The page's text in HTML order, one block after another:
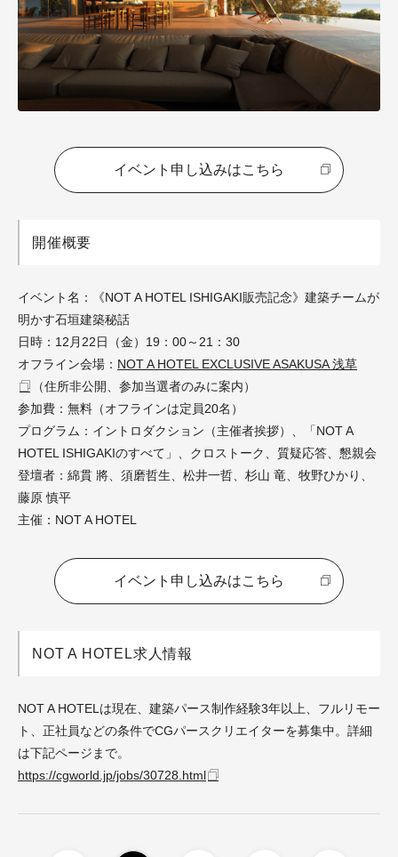
イベント申し込みはこちら
開催概要
イベント名：《NOT A HOTEL ISHIGAKI販売記念》建築チームが
明かす石垣建築秘話
日時：12月22日（金）19：00～21：30
オフライン会場： NOT A HOTEL EXCLUSIVE ASAKUSA 浅草
（住所非公開、参加当選者のみに案内）
参加費：無料（オフラインは定員20名）
プログラム：イントロダクション（主催者挨拶）、「NOT A
HOTEL ISHIGAKIのすべて」、クロストーク、質疑応答、懇親会
登壇者：綿貫 將、須磨哲生、松井一哲、杉山 竜、牧野ひかり、
藤原 慎平
主催：NOT A HOTEL
イベント申し込みはこちら
NOT A HOTEL求人情報
NOT A HOTELは現在、建築パース制作経験3年以上、フルリモー
ト、正社員などの条件でCGパースクリエイターを募集中。詳細
は下記ページまで。
https://cgworld.jp/jobs/30728.html